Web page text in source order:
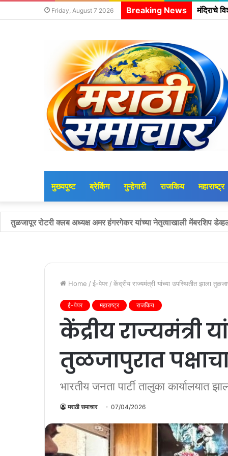
Friday, August 7 2026 Breaking News
शोध
मुख्यपुष्ट ब्रेकिंग गुन्हेगारी राजकिय महाराष्ट्र
अनुभवांची समृद्धी, निरीक्षण आणि संयमातून सकस कवितेची निर्मिती शक्य :
Home / ई-पेपर / केंद्रीय राज्यमंत्री यांच्या उपस्थितीत झाला
ई-पेपर महाराष्ट्र राजकिय
केंद्रीय राज्यमंत्री
तुळजापुरात
भारतीय जनता पार्टी तालुका कार्यालयात
मराठी समाचार 07/04/2026